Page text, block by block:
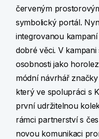
červeným
symbolický portál.
integrovanou
dobré věci. V
osobnosti jako
módní návrhář
který ve spolupráci s
první udržitelnou
rámci partnerství s
novou komunikaci